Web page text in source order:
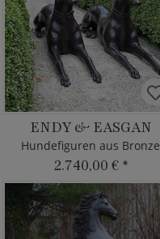
ENDY & EASGAN
Hundefiguren aus Bronze
2.740,00 € *